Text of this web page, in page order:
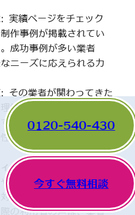
: 実績ページをチェック
作事例が掲載されてい
成功事例が多い業者
ニーズに応えられる力
: その業者が関わってきた
解度についても触れて
す。一見、異なった分野
を理解していることが
ードバック
やレビューを確認するこ
応や成果に関する情報
際の利用者の声は、業者
0120-540-430
今すぐ無料相談